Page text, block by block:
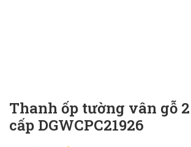
Thanh ốp tường vân gỗ
cấp DGWCPC21926